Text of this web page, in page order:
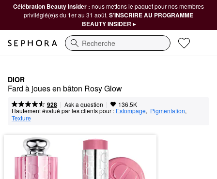
Célébration Beauty Insider : nous mettons le paquet pour nos membres
privilégié(e)s du 1er au 31 août. S’INSCRIRE AU PROGRAMME
BEAUTY INSIDER ▸
Recherche
DIOR
Fard à joues en bâton Rosy Glow
928 | Ask a question | 136.5K
Hautement évalué par les clients pour : Estompage, Pigmentation,
Texture